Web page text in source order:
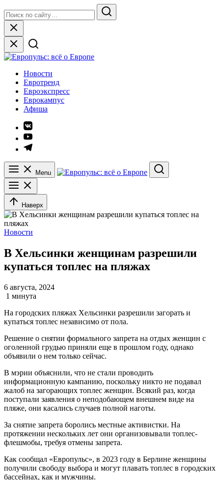
to
content
for:
Search
Close
Европульс: всё о Европе
Новости
Евротренд
Евроэкспресс
Еврокампус
Афиша
Элемент
меню
Элемент
меню
Элемент
Menu
Search
Наверх
Новости
В Хельсинки женщинам разрешили
купаться топлес на пляжах
6 августа, 2024
1 минута
На городских пляжах Хельсинки разрешили загорать и
купаться топлес независимо от пола.
Решение о снятии формального запрета на отдых женщин с
оголенной грудью приняли еще в прошлом году, однако
объявили о нем только сейчас.
В мэрии объяснили, что не стали проводить
информационную кампанию, поскольку никто не подавал
жалоб на загорающих топлес женщин. Всякий раз, когда
поступали заявления о неподобающем внешнем виде на
пляже, они касались случаев полной наготы.
За снятие запрета боролись местные активистки. На
протяжении нескольких лет они организовывали топлес-
флешмобы, требуя отмены запрета.
Как сообщал «Европульс», в 2023 году в Берлине женщины
получили свободу выбора и могут плавать топлес в городских
бассейнах, как и мужчины.